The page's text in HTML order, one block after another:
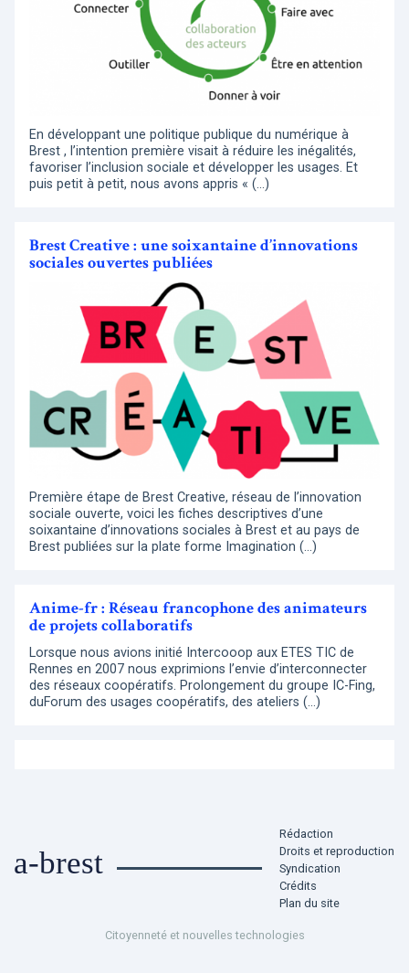
En développant une politique publique du numérique à
Brest , l’intention première visait à réduire les inégalités,
favoriser l’inclusion sociale et développer les usages. Et
puis petit à petit, nous avons appris « (…)
Brest Creative : une soixantaine d’innovations
sociales ouvertes publiées
Première étape de Brest Creative, réseau de l’innovation
sociale ouverte, voici les fiches descriptives d’une
soixantaine d’innovations sociales à Brest et au pays de
Brest publiées sur la plate forme Imagination (…)
Anime-fr : Réseau francophone des animateurs
de projets collaboratifs
Lorsque nous avions initié Intercooop aux ETES TIC de
Rennes en 2007 nous exprimions l’envie d’interconnecter
des réseaux coopératifs. Prolongement du groupe IC-Fing,
duForum des usages coopératifs, des ateliers (…)
a-brest
Rédaction
Droits et reproduction
Syndication
Crédits
Plan du site
Citoyenneté et nouvelles technologies